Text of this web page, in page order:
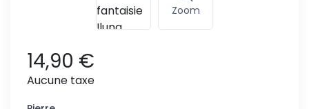
Zoom
14,90 €
Aucune taxe